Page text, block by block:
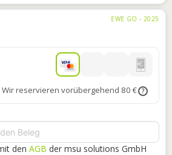
EWE GO - 2025
Wir reservieren vorübergehend 80 € ?
den AGB der msu solutions GmbH